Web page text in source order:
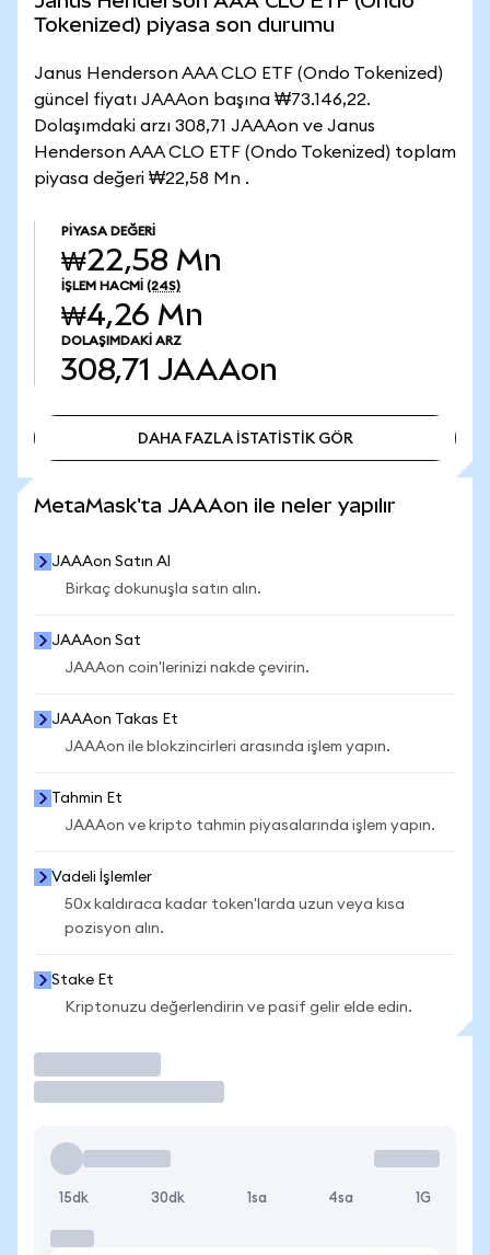
Tokenized) piyasa son durumu
Janus Henderson AAA CLO ETF (Ondo Tokenized)
güncel fiyatı JAAAon başına ₩73.146,22.
Dolaşımdaki arzı 308,71 JAAAon ve Janus
Henderson AAA CLO ETF (Ondo Tokenized) toplam
piyasa değeri ₩22,58 Mn .
PIYASA DEĞERI
₩22,58 Mn
İŞLEM HACMI (24S)
₩4,26 Mn
DOLAŞIMDAKI ARZ
308,71 JAAAon
DAHA FAZLA İSTATİSTİK GÖR
MetaMask'ta JAAAon ile neler yapılır
JAAAon Satın Al
Birkaç dokunuşla satın alın.
JAAAon Sat
JAAAon coin'lerinizi nakde çevirin.
JAAAon Takas Et
JAAAon ile blokzincirleri arasında işlem yapın.
Tahmin Et
JAAAon ve kripto tahmin piyasalarında işlem yapın.
Vadeli İşlemler
50x kaldıraca kadar token'larda uzun veya kısa
pozisyon alın.
Stake Et
Kriptonuzu değerlendirin ve pasif gelir elde edin.
15dk 30dk 1sa 4sa 1G